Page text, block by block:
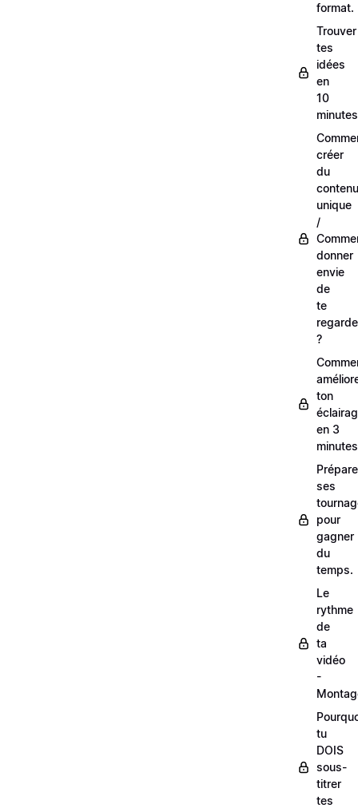
format.
Trouver
tes
idées
en
10
créer
du
contenu
unique
/
donner
envie
de
te
?
ton
en 3
ses
pour
gagner
du
temps.
Le
rythme
de
ta
vidéo
-
tu
DOIS
sous-
titrer
tes